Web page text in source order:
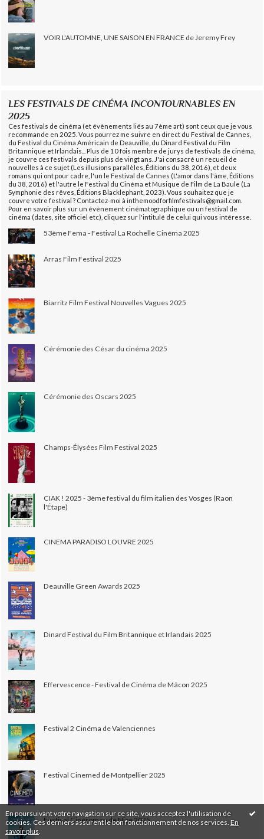
En poursuivant votre navigation sur ce site, vous acceptez l'utilisation de
cookies. Ces derniers assurent le bon fonctionnement de nos services. En
savoir plus
VOIR L'AUTOMNE, UNE SAISON EN FRANCE de Jeremy Frey
LES FESTIVALS DE CINÉMA INCONTOURNABLES EN
2025
Ces festivals de cinéma (et évènements liés au 7ème art) sont ceux que je vous
recommande en 2025. Vous pourrez me suivre en direct du Festival de Cannes,
du Festival du Cinéma Américain de Deauville, du Dinard Festival du Film
Britannique et Irlandais... Plus de 10 fois membre de jurys de festivals de cinéma,
je couvre ces festivals depuis plus de vingt ans. J'ai consacré un recueil de
nouvelles à ce sujet (Les illusions parallèles, Éditions du 38, 2016), et deux
romans qui ont pour cadre, l'un le Festival de Cannes (L'amor dans l'âme, Éditions
du 38, 2016) et l'autre le Festival du Cinéma et Musique de Film de La Baule (La
Symphonie des rêves, Éditions Blacklephant, 2023). Vous souhaitez que je
couvre votre festival ? Contactez-moi à inthemoodforfilmfestivals@gmail.com.
Pour en savoir plus sur un évènement cinématographique ou un festival de
cinéma (dates, site officiel etc), cliquez sur l'intitulé de celui qui vous intéresse.
53ème Fema - Festival La Rochelle Cinéma 2025
Arras Film Festival 2025
Biarritz Film Festival Nouvelles Vagues 2025
Cérémonie des César du cinéma 2025
Cérémonie des Oscars 2025
Champs-Élysées Film Festival 2025
CIAK ! 2025 - 3ème festival du film italien des Vosges (Raon
l'Étape)
CINEMA PARADISO LOUVRE 2025
Deauville Green Awards 2025
Dinard Festival du Film Britannique et Irlandais 2025
Effervescence - Festival de Cinéma de Mâcon 2025
Festival 2 Cinéma de Valenciennes
Festival Cinemed de Montpellier 2025
Festival Cinéroman de Nice 2025